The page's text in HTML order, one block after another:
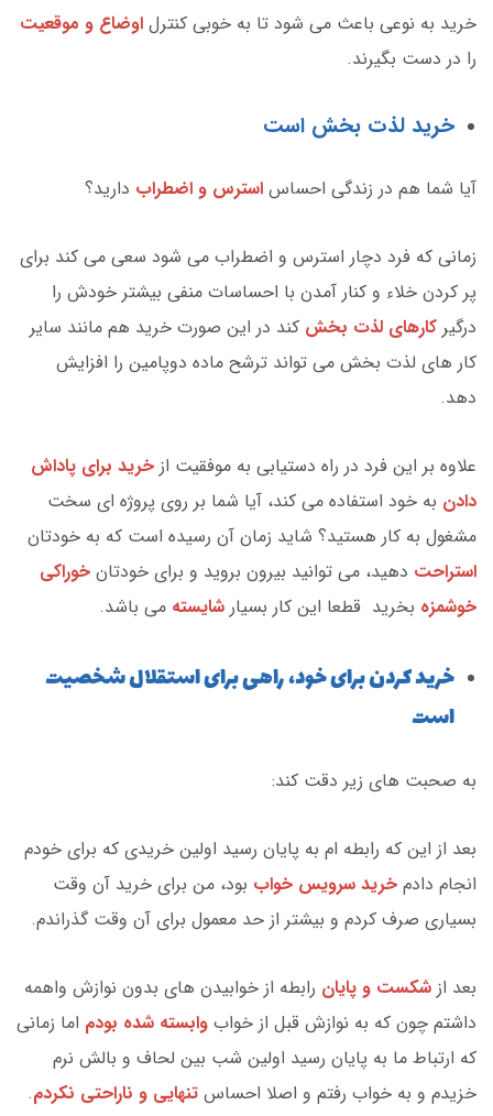
خرید به نوعی باعث می شود تا به خوبی کنترل اوضاع و موقعیت
را در دست بگیرند.
خرید لذت بخش است
آیا شما هم در زندگی احساس استرس و اضطراب دارید؟
زمانی که فرد دچار استرس و اضطراب می شود سعی می کند برای
پر کردن خلاء و کنار آمدن با احساسات منفی بیشتر خودش را
درگیر کارهای لذت بخش کند در این صورت خرید هم مانند سایر
کار های لذت بخش می تواند ترشح ماده دوپامین را افزایش
دهد.
علاوه بر این فرد در راه دستیابی به موفقیت از خرید برای پاداش
دادن به خود استفاده می کند، آیا شما بر روی پروژه ای سخت
مشغول به کار هستید؟ شاید زمان آن رسیده است که به خودتان
استراحت دهید، می توانید بیرون بروید و برای خودتان خوراکی
خوشمزه بخرید قطعا این کار بسیار شایسته می باشد.
خرید کردن برای خود، راهی برای استقلال شخصیت
است
به صحبت های زیر دقت کند:
بعد از این که رابطه ام به پایان رسید اولین خریدی که برای خودم
انجام دادم خرید سرویس خواب بود، من برای خرید آن وقت
بسیاری صرف کردم و بیشتر از حد معمول برای آن وقت گذراندم.
بعد از شکست و پایان رابطه از خوابیدن های بدون نوازش واهمه
داشتم چون که به نوازش قبل از خواب وابسته شده بودم اما زمانی
که ارتباط ما به پایان رسید اولین شب بین لحاف و بالش نرم
خزیدم و به خواب رفتم و اصلا احساس تنهایی و ناراحتی نکردم.